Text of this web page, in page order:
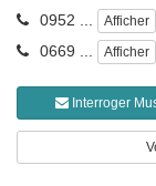
0952 ... Afficher
0669 ... Afficher
Interroger